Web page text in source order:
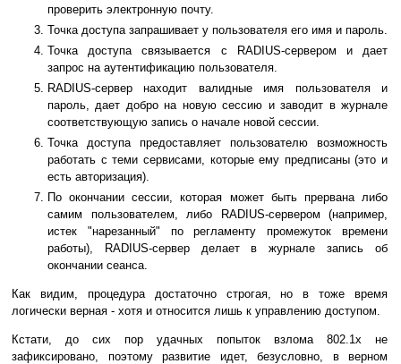
проверить электронную почту.
Точка доступа запрашивает у пользователя его имя и пароль.
Точка доступа связывается с RADIUS-сервером и дает
запрос на аутентификацию пользователя.
RADIUS-сервер находит валидные имя пользователя и
пароль, дает добро на новую сессию и заводит в журнале
соответствующую запись о начале новой сессии.
Точка доступа предоставляет пользователю возможность
работать с теми сервисами, которые ему предписаны (это и
есть авторизация).
По окончании сессии, которая может быть прервана либо
самим пользователем, либо RADIUS-сервером (например,
истек "нарезанный" по регламенту промежуток времени
работы), RADIUS-сервер делает в журнале запись об
окончании сеанса.
Как видим, процедура достаточно строгая, но в тоже время
логически верная - хотя и относится лишь к управлению доступом.
Кстати, до сих пор удачных попыток взлома 802.1х не
зафиксировано, поэтому развитие идет, безусловно, в верном